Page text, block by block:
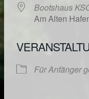
Bootshaus
Am Alten
Für Anfänger